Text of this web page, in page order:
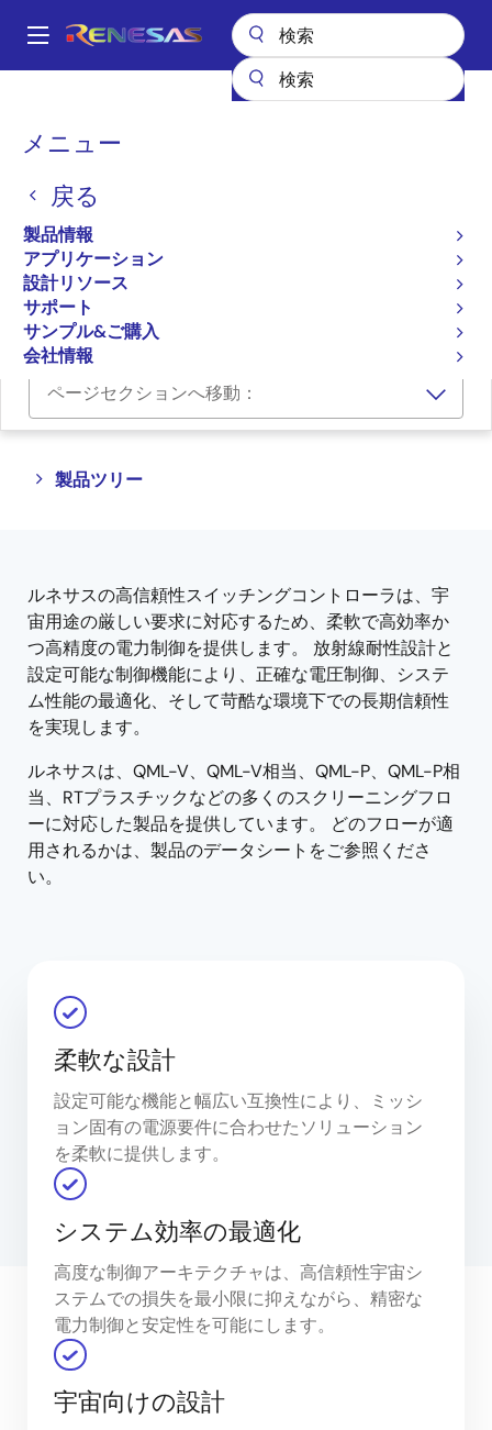
ン
Main
メニュー
戻る
製品情報
アプリケーション
設計リソース
サポート
サンプル&ご購入
会社情報
パ
く
ず
航空宇宙および苛酷環境用IC
高信頼性スイッチングコントローラ（外部FET）
高信頼性スイッチングコン
トローラ（外部FET）
ページセクションへ移動：
製品ツリー
Close
Open
ルネサスの高信頼性スイッチングコントローラは、宇
宙用途の厳しい要求に対応するため、柔軟で高効率か
つ高精度の電力制御を提供します。 放射線耐性設計と
設定可能な制御機能により、正確な電圧制御、システ
ム性能の最適化、そして苛酷な環境下での長期信頼性
を実現します。
ルネサスは、QML-V、QML-V相当、QML-P、QML-P相
当、RTプラスチックなどの多くのスクリーニングフロ
ーに対応した製品を提供しています。 どのフローが適
用されるかは、製品のデータシートをご参照くださ
い。
柔軟な設計
設定可能な機能と幅広い互換性により、ミッシ
ョン固有の電源要件に合わせたソリューション
を柔軟に提供します。
システム効率の最適化
高度な制御アーキテクチャは、高信頼性宇宙シ
ステムでの損失を最小限に抑えながら、精密な
電力制御と安定性を可能にします。
宇宙向けの設計